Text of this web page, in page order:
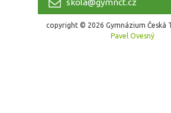
copyright © 2026 Gymnázium Česká
Pavel Ovesný